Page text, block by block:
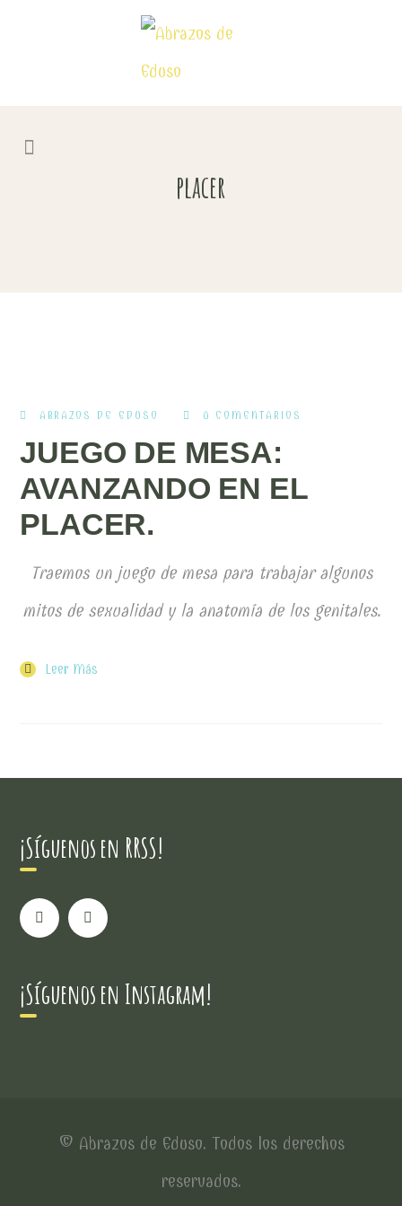
placer
ABRAZOS DE EDUSO 0 COMENTARIOS
JUEGO DE MESA:
AVANZANDO EN EL
PLACER.
Traemos un juego de mesa para trabajar algunos
mitos de sexualidad y la anatomía de los genitales.
Leer Más
¡Síguenos en RRSS!
¡Síguenos en Instagram!
© Abrazos de Eduso. Todos los derechos
reservados.